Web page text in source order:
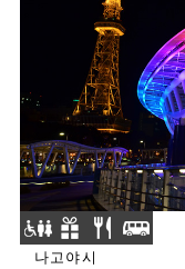
나고야시